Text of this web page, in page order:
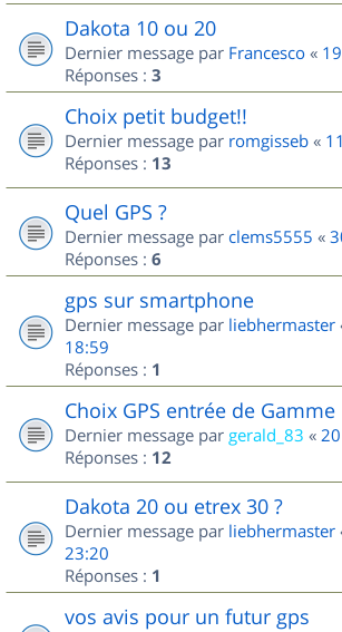
Dakota 10 ou 20
Dernier message par Francesco «
Réponses : 3
Choix petit budget!!
Dernier message par romgisseb «
Réponses : 13
Quel GPS ?
Dernier message par clems5555 «
Réponses : 6
gps sur smartphone
Dernier message par liebhermaster
18:59
Réponses : 1
Choix GPS entrée de Gamme
Dernier message par gerald_83 «
Réponses : 12
Dakota 20 ou etrex 30 ?
Dernier message par liebhermaster
23:20
Réponses : 1
vos avis pour un futur gps